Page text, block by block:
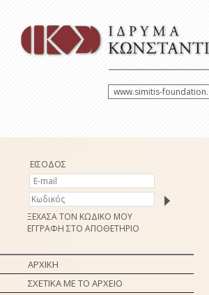
www.simitis-
ΕΙΣΟΔΟΣ
ΞΕΧΑΣΑ ΤΟΝ ΚΩΔΙΚΟ ΜΟΥ
ΕΓΓΡΑΦΗ ΣΤΟ ΑΠΟΘΕΤΗΡΙΟ
ΑΡΧΙΚΗ
ΣΧΕΤΙΚΑ ΜΕ ΤΟ ΑΡΧΕΙΟ